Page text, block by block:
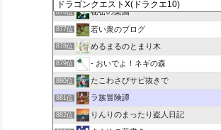
876位 秘密の楽園
877位 若い衆のブログ
878位 めるまるのとまり木
879位 - おいでよ！ネギの森
880位 たこわさびサビ抜きで
881位 ラ族冒険譚
882位 りんりのまったり盗人日記